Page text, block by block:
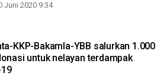
Juni 2020 9:34
KKP-Bakamla-YBB salurkan 1.000
untuk nelayan terdampak